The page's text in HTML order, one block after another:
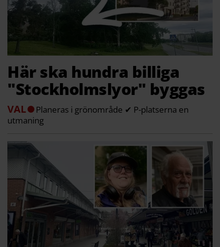
Här ska hundra billiga
"Stockholmslyor" byggas
VAL
Planeras i grönområde ✔ P-platserna en
utmaning